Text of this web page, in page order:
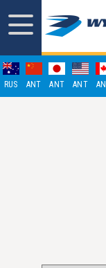
RUS ANT ANT ANT